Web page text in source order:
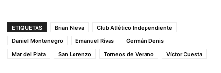
ETIQUETAS Brian Nieva
Club Atlético Independiente
Daniel Montenegro
Emanuel Rivas
Germán Denis
Mar del Plata
San Lorenzo Torneos de Verano Víctor Cuesta